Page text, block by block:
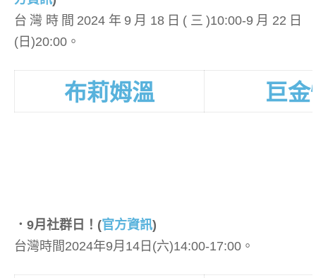
台灣時間2024年9月18日(三)10:00-9月22日
(日)20:00。
布莉姆溫 巨金
．9月社群日！ (官方資訊)
台灣時間2024年9月14日(六)14:00-17:00。